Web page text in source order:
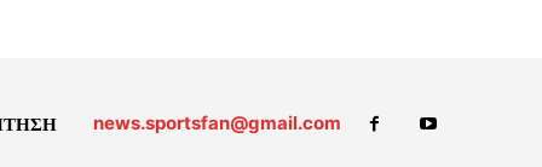
news.sportsfan@gmail.com